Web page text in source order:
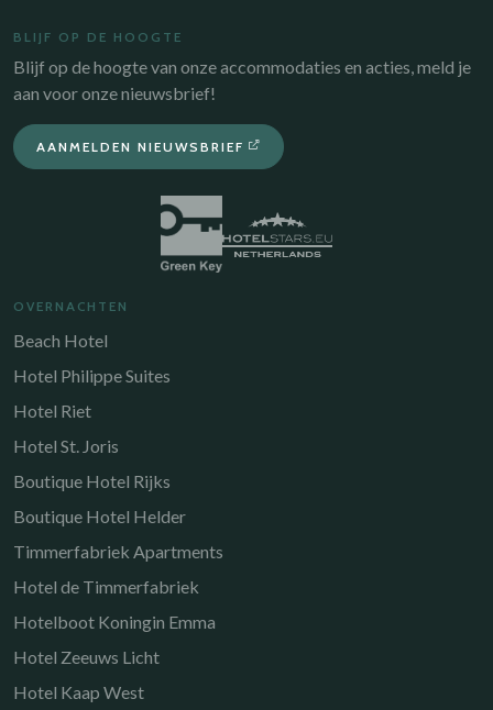
BLIJF OP DE HOOGTE
Blijf op de hoogte van onze accommodaties en acties, meld je
aan voor onze nieuwsbrief!
AANMELDEN NIEUWSBRIEF
OVERNACHTEN
Beach Hotel
Hotel Philippe Suites
Hotel Riet
Hotel St. Joris
Boutique Hotel Rijks
Boutique Hotel Helder
Timmerfabriek Apartments
Hotel de Timmerfabriek
Hotelboot Koningin Emma
Hotel Zeeuws Licht
Hotel Kaap West